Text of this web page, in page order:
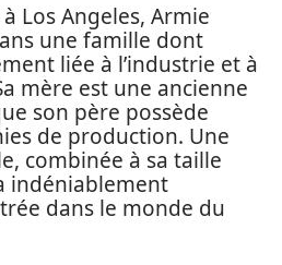
Los Angeles, Armie
une famille dont
liée à l’industrie et à
mère est une ancienne
son père possède
de production. Une
combinée à sa taille
indéniablement
dans le monde du